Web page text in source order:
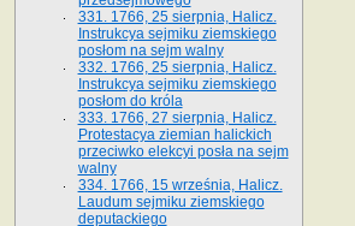
331. 1766, 25 sierpnia, Halicz.
Instrukcya sejmiku ziemskiego
posłom na sejm walny
332. 1766, 25 sierpnia, Halicz.
Instrukcya sejmiku ziemskiego
posłom do króla
333. 1766, 27 sierpnia, Halicz.
Protestacya ziemian halickich
przeciwko elekcyi posła na sejm
walny
334. 1766, 15 września, Halicz.
Laudum sejmiku ziemskiego
deputackiego